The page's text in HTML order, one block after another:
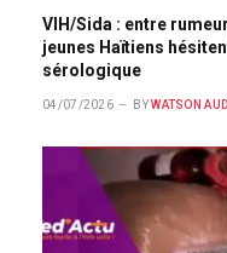
VIH/Sida : entre
jeunes Haïtiens
sérologique
04/07/2026 BY WATSON